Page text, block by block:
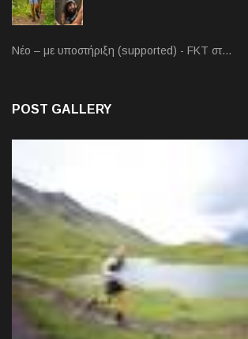
Νέο – με υποστήριξη (supported) - FKT στ…
POST GALLERY